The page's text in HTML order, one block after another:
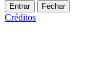
Entrar Fechar
Créditos